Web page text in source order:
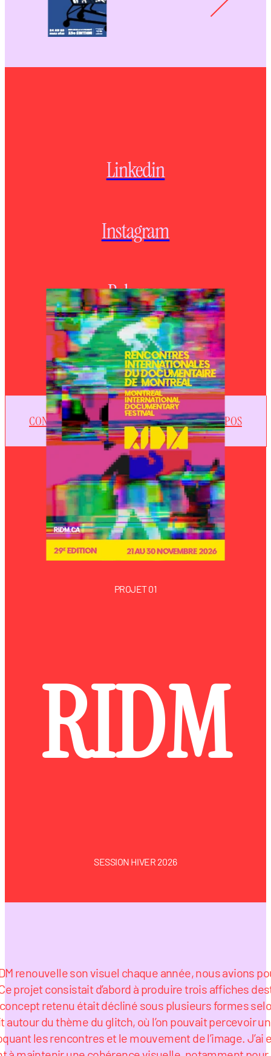
Linkedin
Instagram
Behance
CONTACT À PROPOS
PROJET 01
RIDM
SESSION HIVER 2026
renouvelle son visuel chaque année, nous avions
projet consistait d’abord à produire trois affiches
retenu était décliné sous plusieurs formes
autour du thème du glitch, où l’on pouvait percevoir
les rencontres et le mouvement de l’image.